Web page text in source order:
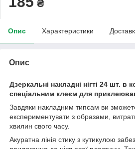
₴
Опис Характеристики
Опис
Дзеркальні накладні нігті 24 шт. в
спеціальним клеєм для
Завдяки накладним типсам ви
експериментувати з образами,
хвилин свого часу.
Акуратна лінія стику з кутикулою